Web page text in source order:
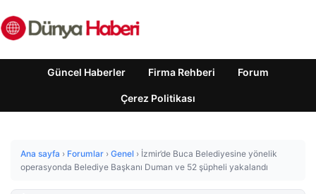
Güncel Haberler Firma Rehberi Forum
Çerez Politikası
Ana sayfa › Forumlar › Genel › İzmir’de Buca Belediyesine yönelik
operasyonda Belediye Başkanı Duman ve 52 şüpheli yakalandı